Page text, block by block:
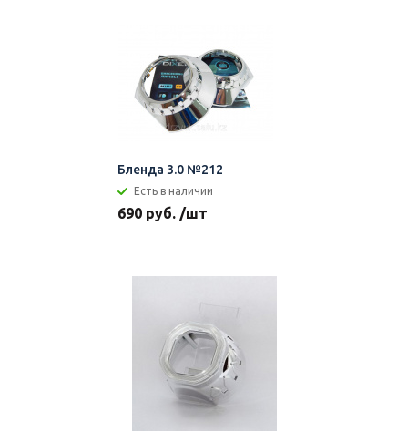
Бленда 3.0 №212
Есть в наличии
690 руб. /шт